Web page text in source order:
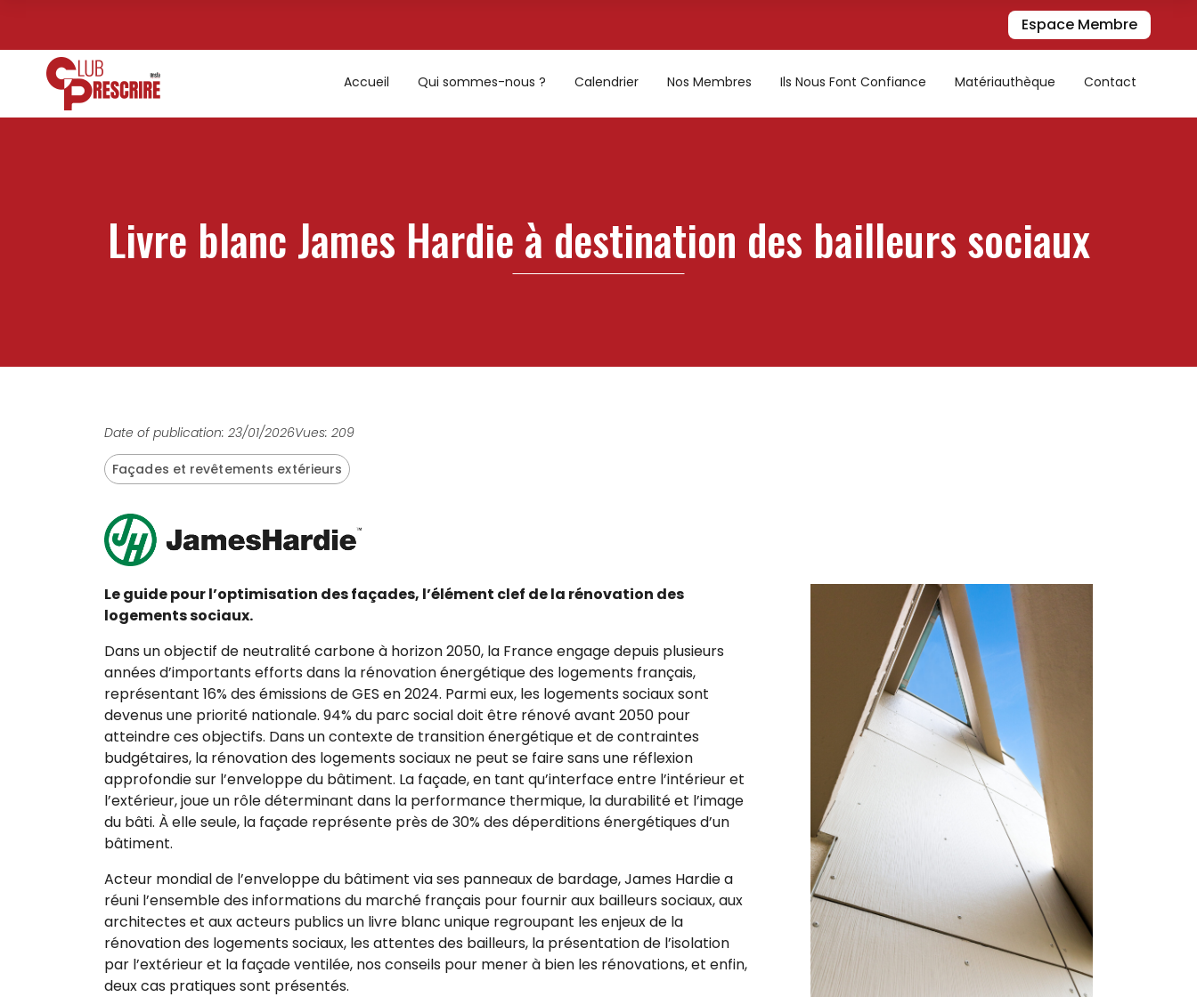
Espace Membre
Accueil Qui sommes-nous ? Calendrier Nos Membres Ils Nous Font Confiance Matériauthèque Contact
Livre blanc James Hardie à destination des bailleurs sociaux
Date of publication: 23/01/2026Vues: 209
Façades et revêtements extérieurs
Le guide pour l’optimisation des façades, l’élément clef de la rénovation des
logements sociaux.
Dans un objectif de neutralité carbone à horizon 2050, la France engage depuis plusieurs
années d’importants efforts dans la rénovation énergétique des logements français,
représentant 16% des émissions de GES en 2024. Parmi eux, les logements sociaux sont
devenus une priorité nationale. 94% du parc social doit être rénové avant 2050 pour
atteindre ces objectifs. Dans un contexte de transition énergétique et de contraintes
budgétaires, la rénovation des logements sociaux ne peut se faire sans une réflexion
approfondie sur l’enveloppe du bâtiment. La façade, en tant qu’interface entre l’intérieur et
l’extérieur, joue un rôle déterminant dans la performance thermique, la durabilité et l’image
du bâti. À elle seule, la façade représente près de 30% des déperditions énergétiques d’un
bâtiment.
Acteur mondial de l’enveloppe du bâtiment via ses panneaux de bardage, James Hardie a
réuni l’ensemble des informations du marché français pour fournir aux bailleurs sociaux, aux
architectes et aux acteurs publics un livre blanc unique regroupant les enjeux de la
rénovation des logements sociaux, les attentes des bailleurs, la présentation de l’isolation
par l’extérieur et la façade ventilée, nos conseils pour mener à bien les rénovations, et enfin,
deux cas pratiques sont présentés.